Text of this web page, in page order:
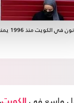
1996 يمنع الاختلاط بين الجنسين في التعليم- جيتي